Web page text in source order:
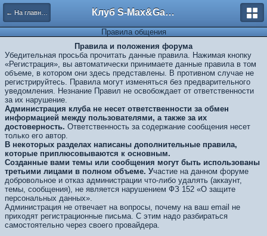
← На главную Клуб S-Max&Galaxy
Правила общения
Правила и положения форума
Убедительная просьба прочитать данные правила. Нажимая кнопку
«Регистрация», вы автоматически принимаете данные правила в том
объеме, в котором они здесь представлены. В противном случае не
регистрируйтесь. Правила могут изменяться без предварительного
уведомления. Незнание Правил не освобождает от ответственности
за их нарушение.
Администрация клуба не несет ответственности за обмен
информацией между пользователями, а также за их
достоверность. Ответственность за содержание сообщения несет
только его автор.
В некоторых разделах написаны дополнительные правила,
которые приплюсовываются к основным.
Созданные вами темы или сообщения могут быть использованы
третьими лицами в полном объеме. Участие на данном форуме
добровольное и отказ администрации что-либо удалять (аккаунт,
темы, сообщения), не является нарушением ФЗ 152 «О защите
персональных данных».
Администрация не отвечает на вопросы, почему на ваш email не
приходят регистрационные письма. С этим надо разбираться
самостоятельно через своего провайдера.